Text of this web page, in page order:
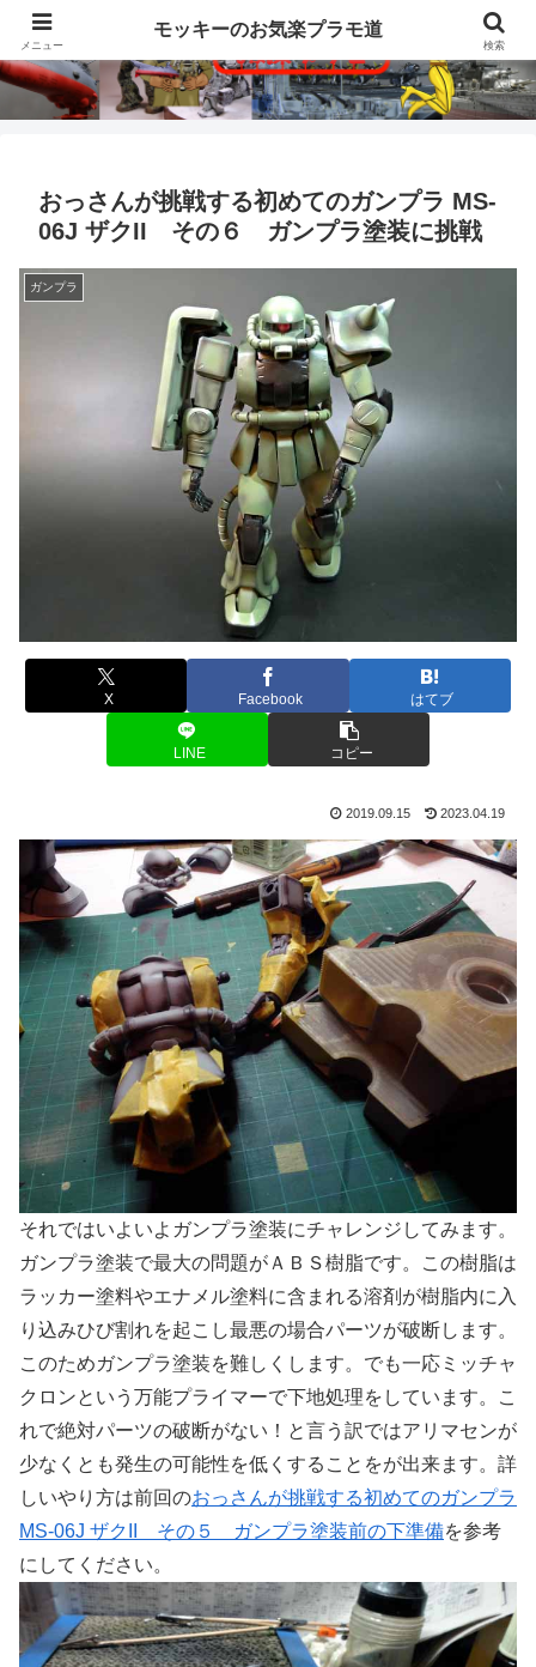
おっさんが挑戦する初めてのガンプラ MS-
06J ザクII その６ ガンプラ塗装に挑戦
ガンプラ
X Facebook はてブ
LINE コピー
2019.09.15 2023.04.19
それではいよいよガンプラ塗装にチャレンジしてみます。
ガンプラ塗装で最大の問題がＡＢＳ樹脂です。この樹脂は
ラッカー塗料やエナメル塗料に含まれる溶剤が樹脂内に入
り込みひび割れを起こし最悪の場合パーツが破断します。
このためガンプラ塗装を難しくします。でも一応ミッチャ
クロンという万能プライマーで下地処理をしています。こ
れで絶対パーツの破断がない！と言う訳ではアリマセンが
少なくとも発生の可能性を低くすることをが出来ます。詳
しいやり方は前回のおっさんが挑戦する初めてのガンプラ
MS-06J ザクII その５ ガンプラ塗装前の下準備を参考
にしてください。
メニュー
モッキーのお気楽プラモ道
検索